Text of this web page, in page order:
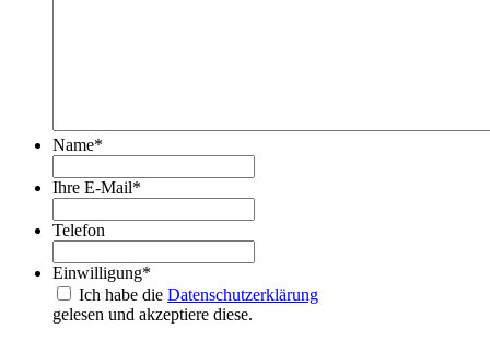
Name*
Ihre E-Mail*
Telefon
Einwilligung*
Ich habe die Datenschutzerklärung
gelesen und akzeptiere diese.